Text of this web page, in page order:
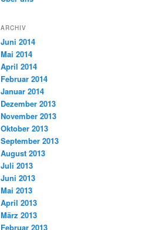
ARCHIV
Juni 2014
Mai 2014
April 2014
Februar 2014
Januar 2014
Dezember 2013
November 2013
Oktober 2013
September 2013
August 2013
Juli 2013
Juni 2013
Mai 2013
April 2013
März 2013
Februar 2013